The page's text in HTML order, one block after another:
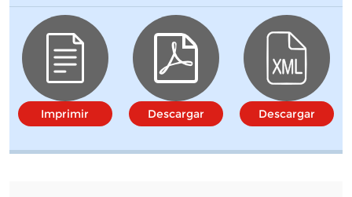
Imprimir Descargar Descargar